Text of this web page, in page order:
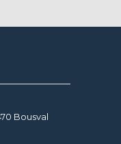
Bousval